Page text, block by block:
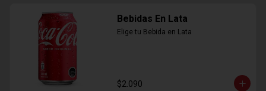
Bebidas En Lata
Elige tu Bebida en Lata
$2.090